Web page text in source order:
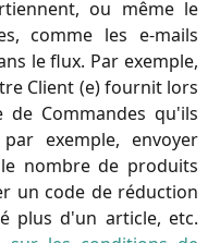
ou même le
comme les e-mails
le flux. Par exemple,
Client (e) fournit lors
Commandes qu'ils
exemple, envoyer
nombre de produits
un code de réduction
plus d'un article, etc.